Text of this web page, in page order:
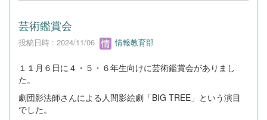
芸術鑑賞会
投稿日時 : 2024/11/06 情報教育部
１１月６日に４・５・６年生向けに芸術鑑賞会がありまし
た。
劇団影法師さんによる人間影絵劇「BIG TREE」という演目
でした。